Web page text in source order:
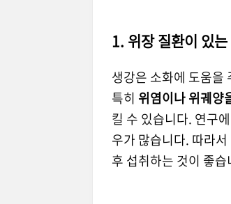
1. 위장 질환이 있
생강은 소화에 도움을
특히 위염이나 위궤양
킬 수 있습니다. 연구
우가 많습니다. 따라
후 섭취하는 것이 좋습